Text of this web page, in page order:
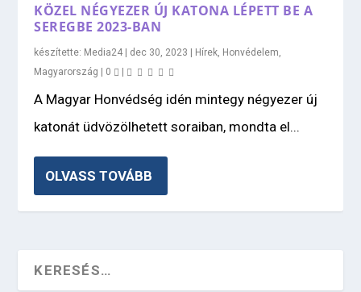
KÖZEL NÉGYEZER ÚJ KATONA LÉPETT BE A
SEREGBE 2023-BAN
készítette: Media24 | dec 30, 2023 | Hírek Honvédelem
Magyarország | 0 |
A Magyar Honvédség idén mintegy négyezer új
katonát üdvözölhetett soraiban, mondta el...
OLVASS TOVÁBB